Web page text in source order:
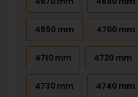
4690 mm 4700 mm
4710 mm 4720 mm
4730 mm 4740 mm